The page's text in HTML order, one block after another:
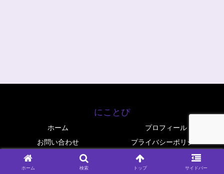
にことぴ
ホーム
プロフィール
お問い合わせ
プライバシーポリシー
© 2025 にことぴ.
ホーム 検索 トップ サイドバー